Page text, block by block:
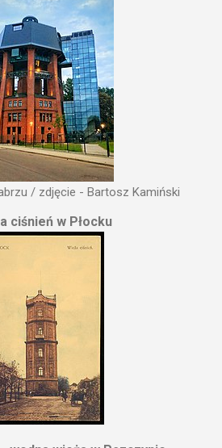
/ zdjęcie - Bartosz Kamiński
ciśnień w Płocku